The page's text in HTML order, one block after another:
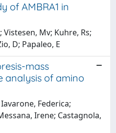
of AMBRA1 in
Mv; Kuhre, Rs;
D; Papaleo, E
mass
analysis of amino
Federica;
Irene; Castagnola,